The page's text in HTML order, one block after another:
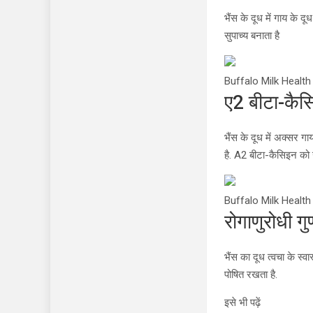
भैंस के दूध में गाय के दूध
सुपाच्य बनाता है
Buffalo Milk
ए2 बीटा-
भैंस के दूध में अक्सर गाय
है. A2 बीटा-कैसिइन
Buffalo Milk
रोगाणुरोधी
भैंस का दूध त्वचा के
पोषित रखता है.
इसे भी पढ़ें